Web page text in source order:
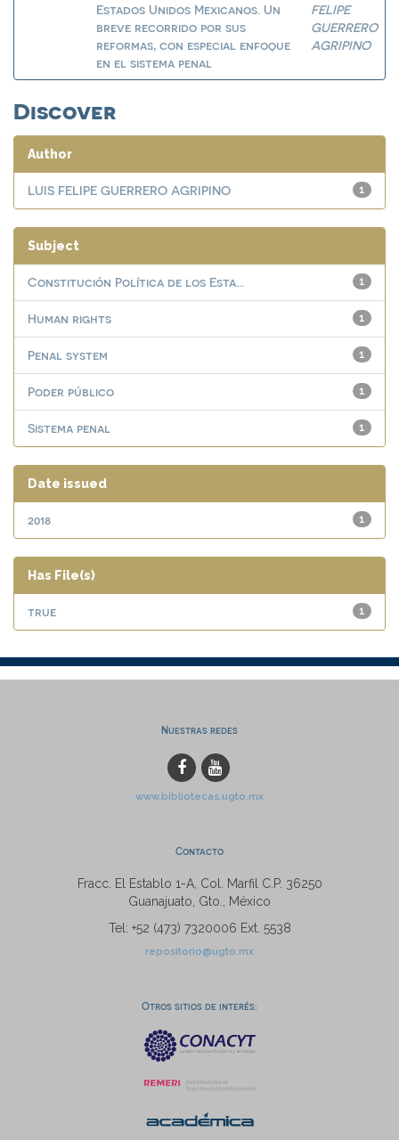
Estados Unidos Mexicanos. Un
breve recorrido por sus
reformas, con especial enfoque
en el sistema penal
FELIPE
GUERRERO
AGRIPINO
Discover
Author
1
LUIS FELIPE GUERRERO AGRIPINO
Subject
1
Constitución Política de los Esta...
1
Human rights
1
Penal system
1
Poder público
1
Sistema penal
Date issued
1
2018
Has File(s)
1
true
Nuestras redes
www.bibliotecas.ugto.mx
Contacto
Fracc. El Establo 1-A, Col. Marfil C.P. 36250
Guanajuato, Gto., México
Tel: +52 (473) 7320006 Ext. 5538
repositorio@ugto.mx
Otros sitios de interés: